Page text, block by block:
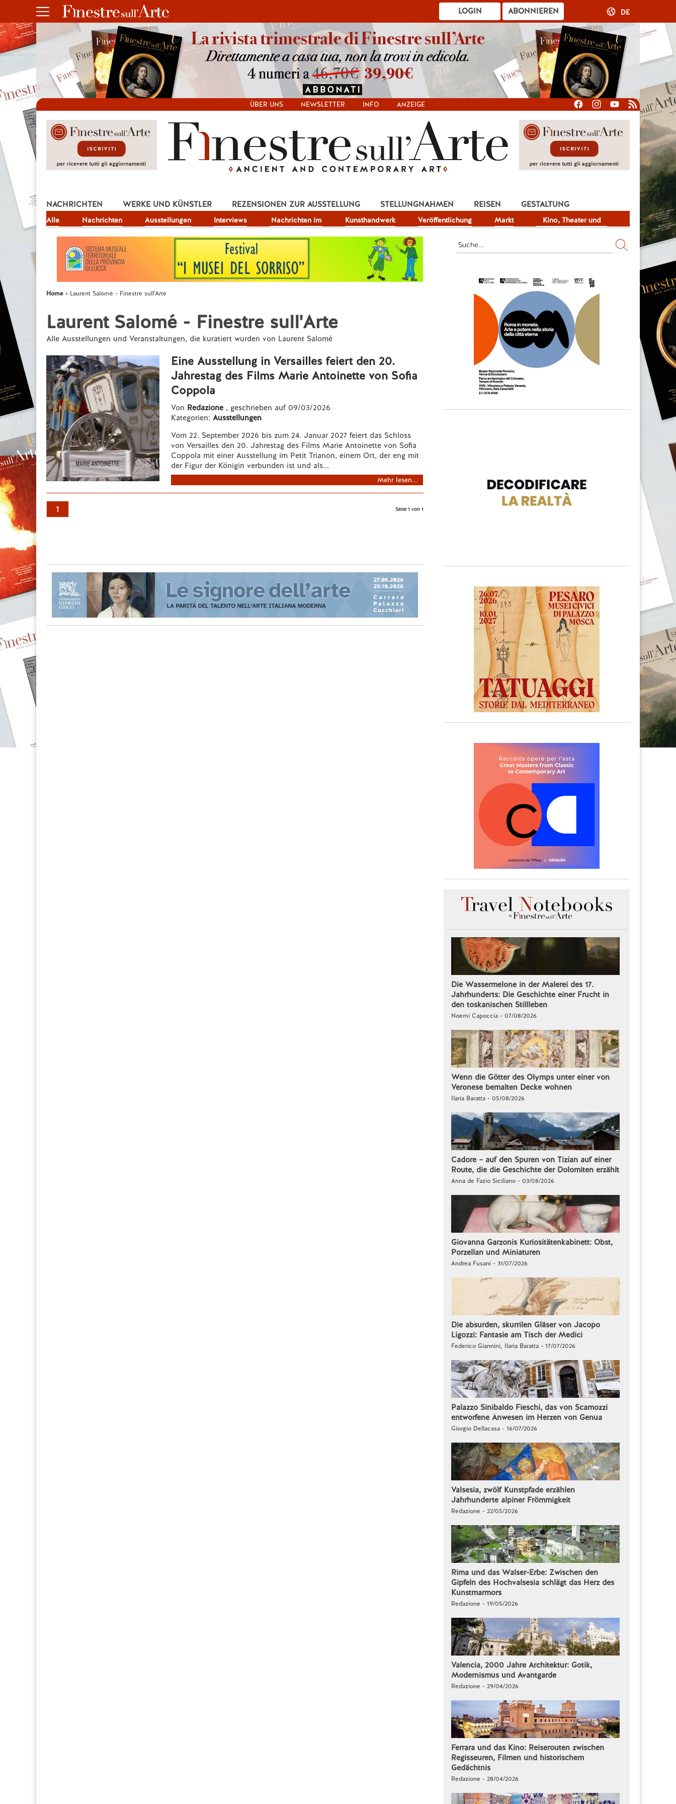
ABONNIEREN
LOGIN DE
ÜBER UNS NEWSLETTER INFO ANZEIGE
NACHRICHTEN
Alle Nachrichten Ausstellungen Interviews
Nachrichten im
Fokus
Kunsthandwerk Veröffentlichung Markt
Kino, Theater und
Fernsehen
WERKE UND KÜNSTLER REZENSIONEN ZUR AUSSTELLUNG STELLUNGNAHMEN REISEN
GESTALTUNG
JOB
Home Laurent Salomé - Finestre sull'Arte
Laurent Salomé - Finestre sull'Arte
Alle Ausstellungen und Veranstaltungen, die kuratiert wurden von Laurent Salomé
Eine Ausstellung in Versailles feiert den 20.
Jahrestag des Films Marie Antoinette von Sofia
Coppola
Von Redazione , geschrieben auf 09/03/2026
Kategorien: Ausstellungen
Vom 22. September 2026 bis zum 24. Januar 2027 feiert das Schloss
von Versailles den 20. Jahrestag des Films Marie Antoinette von Sofia
Coppola mit einer Ausstellung im Petit Trianon, einem Ort, der eng mit
der Figur der Königin verbunden ist und als...
Mehr lesen...
1 Seite 1 von 1
Die Wassermelone in der Malerei des 17.
Jahrhunderts: Die Geschichte einer Frucht in
den toskanischen Stillleben
Noemi Capoccia - 07/08/2026
Wenn die Götter des Olymps unter einer von
Veronese bemalten Decke wohnen
Ilaria Baratta - 05/08/2026
Cadore – auf den Spuren von Tizian auf einer
Route, die die Geschichte der Dolomiten erzählt
Anna de Fazio Siciliano - 03/08/2026
Giovanna Garzonis Kuriositätenkabinett: Obst,
Porzellan und Miniaturen
Andrea Fusani - 31/07/2026
Die absurden, skurrilen Gläser von Jacopo
Ligozzi: Fantasie am Tisch der Medici
Federico Giannini, Ilaria Baratta - 17/07/2026
Palazzo Sinibaldo Fieschi, das von Scamozzi
entworfene Anwesen im Herzen von Genua
Giorgio Dellacasa - 16/07/2026
Valsesia, zwölf Kunstpfade erzählen
Jahrhunderte alpiner Frömmigkeit
Redazione - 22/05/2026
Rima und das Walser-Erbe: Zwischen den
Gipfeln des Hochvalsesia schlägt das Herz des
Kunstmarmors
Redazione - 19/05/2026
Valencia, 2000 Jahre Architektur: Gotik,
Modernismus und Avantgarde
Redazione - 29/04/2026
Ferrara und das Kino: Reiserouten zwischen
Regisseuren, Filmen und historischem
Gedächtnis
Redazione - 28/04/2026